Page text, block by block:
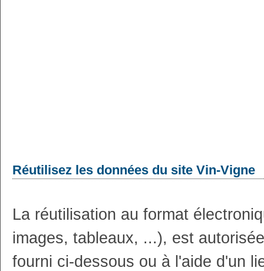
Réutilisez les données du site Vin-Vigne
La réutilisation au format
images, tableaux, ...), est
fourni ci-dessous ou à l'aide d'un